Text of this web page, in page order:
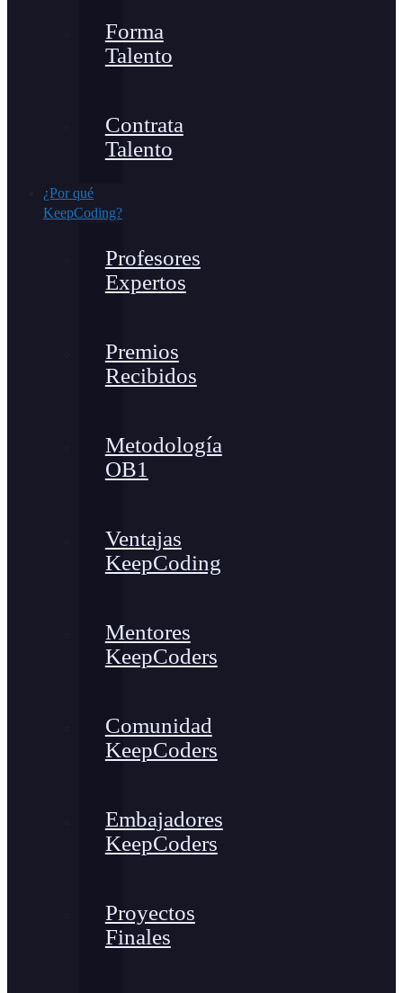
Forma
Talento
Contrata
Talento
¿Por qué
KeepCoding?
Profesores
Expertos
Premios
Recibidos
Metodología
OB1
Ventajas
KeepCoding
Mentores
KeepCoders
Comunidad
KeepCoders
Embajadores
KeepCoders
Proyectos
Finales